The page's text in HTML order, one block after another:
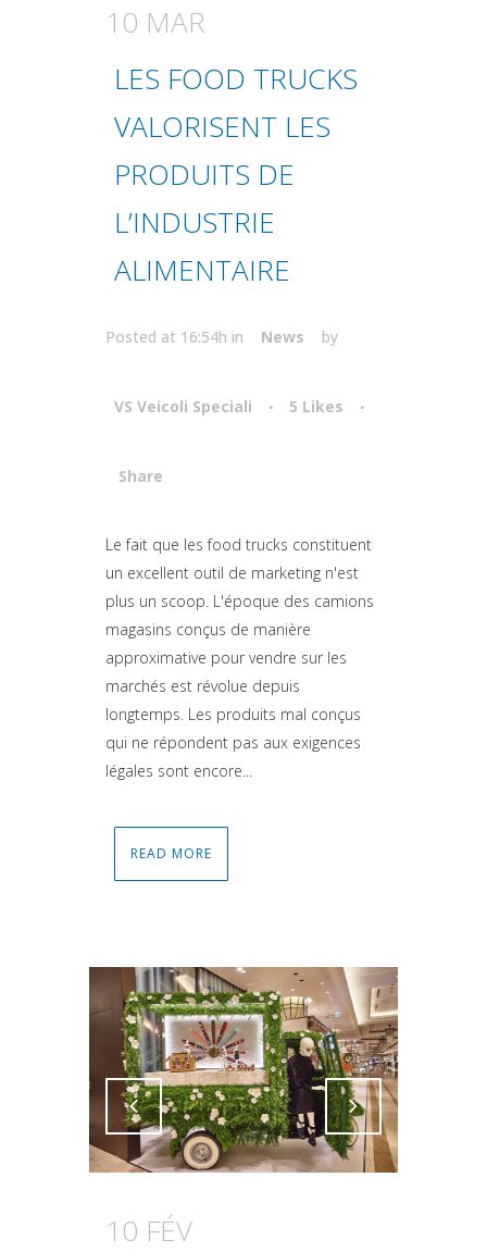
10 MAR
LES FOOD TRUCKS
VALORISENT LES
PRODUITS DE
L’INDUSTRIE
ALIMENTAIRE
Posted at 16:54h in News by
VS Veicoli Speciali 5 Likes
Share
Attiva comando
Le fait que les food trucks constituent
un excellent outil de marketing n'est
plus un scoop. L'époque des camions
magasins conçus de manière
approximative pour vendre sur les
marchés est révolue depuis
longtemps. Les produits mal conçus
qui ne répondent pas aux exigences
légales sont encore...
READ MORE
Attiva comando Attiva comando
10 FÉV